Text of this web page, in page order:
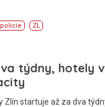
ZL
týdny, hotely
Zlín startuje až za dva